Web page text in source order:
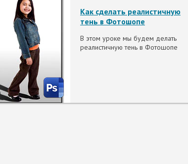
Как сделать реалистичную
тень в Фотошопе
В этом уроке мы будем делать
реалистичную тень в Фотошопе